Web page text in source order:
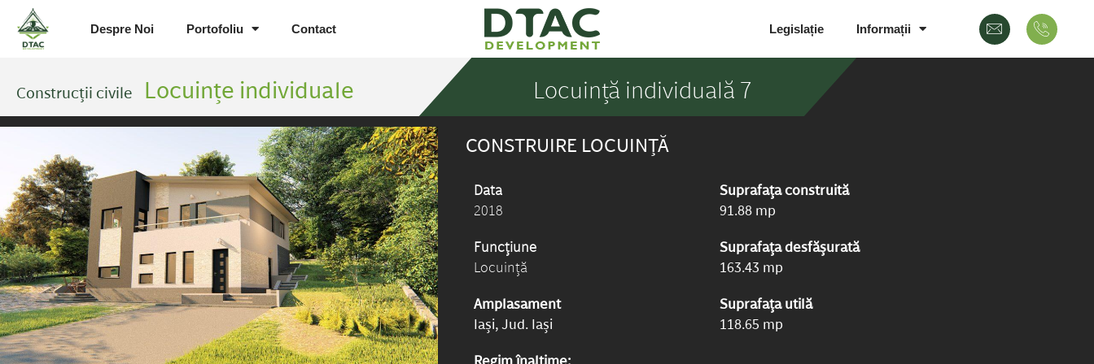
Despre Noi Portofoliu Contact Legislație Informații
Construcții civile Locuințe individuale Locuință individuală 7
CONSTRUIRE LOCUINȚĂ
Data
2018
Suprafața construită
91.88 mp
Funcțiune
Locuință
Suprafața desfășurată
163.43 mp
Amplasament
Iași, Jud. Iași
Suprafața utilă
118.65 mp